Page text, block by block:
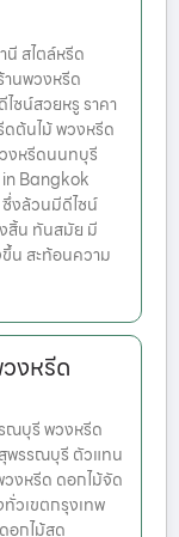
สไตล์หรีด
นพวงหรีด
ซน์สวยหรู ราคา
ต้นไม้ พวงหรีด
งหรีดนนทบุรี
Bangkok
ซึ่งล้วนมีดีไซน์
สิ้น ทันสมัย มี
น สะท้อนความ
งหรีด
ณบุรี พวงหรีด
พรรณบุรี ตัวแทน
งหรีด ดอกไม้จัด
วเขตกรุงเทพ
อกไม้สด